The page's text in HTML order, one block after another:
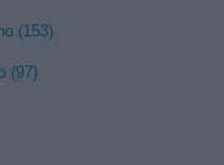
(153)
(97)